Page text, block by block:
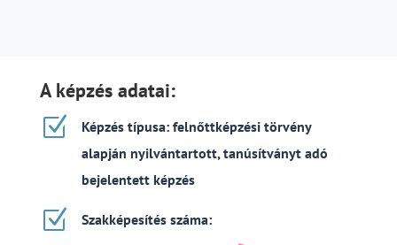
A képzés adatai:
Z
Képzés típusa: felnőttképzési törvény
alapján nyilvántartott, tanúsítványt adó
bejelentett képzés
Z Szakképesítés száma: